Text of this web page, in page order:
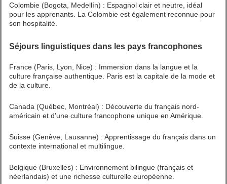
Colombie (Bogota, Medellín) : Espagnol clair et neutre, idéal
pour les apprenants. La Colombie est également reconnue pour
son hospitalité.
Séjours linguistiques dans les pays francophones
France (Paris, Lyon, Nice) : Immersion dans la langue et la
culture française authentique. Paris est la capitale de la mode et
de la culture.
Canada (Québec, Montréal) : Découverte du français nord-
américain et d'une culture francophone unique en Amérique.
Suisse (Genève, Lausanne) : Apprentissage du français dans un
contexte international et multilingue.
Belgique (Bruxelles) : Environnement bilingue (français et
néerlandais) et une richesse culturelle européenne.